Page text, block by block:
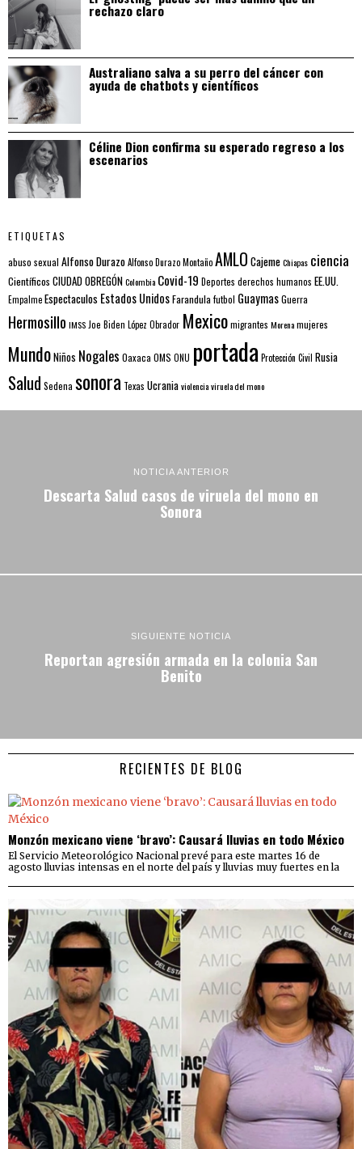
rechazo claro
Australiano salva a su perro del cáncer con
ayuda de chatbots y científicos
Céline Dion confirma su esperado regreso a los
escenarios
ETIQUETAS
abuso sexual Alfonso DurazoAlfonso Durazo MontañoAMLO CajemeChiapas ciencia
Científicos CIUDAD OBREGÓNColombia Covid-19 Deportes derechos humanos EE.UU.
EmpalmeEspectaculos Estados UnidosFarandulafutbol GuaymasGuerra
Hermosillo IMSSJoe Biden López Obrador Mexicomigrantes Morenamujeres
MundoNiños Nogales Oaxaca OMS ONU portada Protección Civil Rusia
Salud Sedena sonora Texas Ucraniaviolenciaviruela del mono
NOTICIA ANTERIOR
Descarta Salud casos de viruela del mono en
Sonora
SIGUIENTE NOTICIA
Reportan agresión armada en la colonia San
Benito
RECIENTES DE BLOG
Monzón mexicano viene ‘bravo’: Causará lluvias en todo México
El Servicio Meteorológico Nacional prevé para este martes 16 de
agosto lluvias intensas en el norte del país y lluvias muy fuertes en la